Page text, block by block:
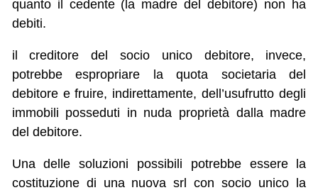
quanto il cedente (la madre del debitore) non ha
debiti.
il creditore del socio unico debitore, invece,
potrebbe espropriare la quota societaria del
debitore e fruire, indirettamente, dell’usufrutto degli
immobili posseduti in nuda proprietà dalla madre
del debitore.
Una delle soluzioni possibili potrebbe essere la
costituzione di una nuova srl con socio unico la